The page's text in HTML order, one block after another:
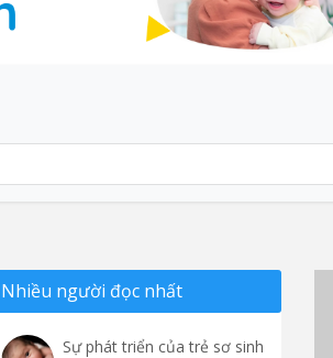
Nhiều người đọc nhất
Sự phát triển của trẻ sơ sinh